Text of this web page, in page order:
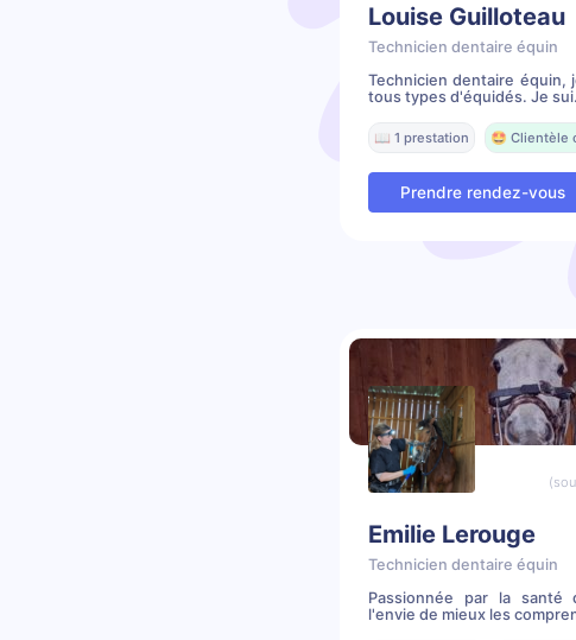
Louise Guilloteau
Technicien dentaire équin
Technicien dentaire équin,
tous types d'équidés. Je
📖 1 prestation 🤩 Clientèle
Prendre rendez-vous
Emilie Lerouge
Technicien dentaire équin
Passionnée par la santé
l'envie de mieux les